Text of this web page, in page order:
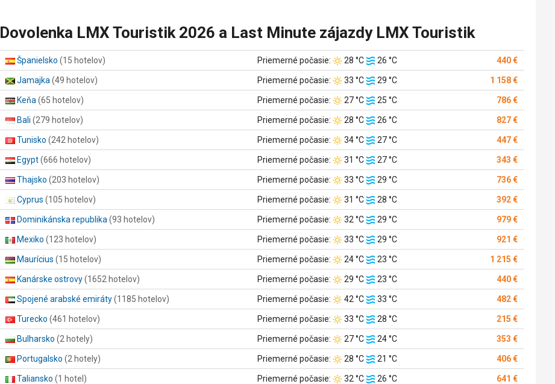
Dovolenka LMX Touristik 2026 a Last Minute zájazdy LMX Touristik
Španielsko (15 hotelov) Priemerné počasie:
Teplota
vzduchu:
28 °C
Teplota
vody:
26 °C 440 €
Jamajka (49 hotelov) Priemerné počasie:
Teplota
vzduchu:
33 °C
Teplota
vody:
29 °C 1 158 €
Keňa (65 hotelov) Priemerné počasie:
Teplota
vzduchu:
27 °C
Teplota
vody:
25 °C 786 €
Bali (279 hotelov) Priemerné počasie:
Teplota
vzduchu:
28 °C
Teplota
vody:
26 °C 827 €
Tunisko (242 hotelov) Priemerné počasie:
Teplota
vzduchu:
34 °C
Teplota
vody:
27 °C 447 €
Egypt(666 hotelov) Priemerné počasie:
Teplota
vzduchu:
31 °C
Teplota
vody:
27 °C 343 €
Thajsko (203 hotelov) Priemerné počasie:
Teplota
vzduchu:
33 °C
Teplota
vody:
29 °C 736 €
Cyprus (105 hotelov) Priemerné počasie:
Teplota
vzduchu:
31 °C
Teplota
vody:
28 °C 392 €
Dominikánska republika (93 hotelov) Priemerné počasie:
Teplota
vzduchu:
32 °C
Teplota
vody:
29 °C 979 €
Mexiko (123 hotelov) Priemerné počasie:
Teplota
vzduchu:
33 °C
Teplota
vody:
29 °C 921 €
Maurícius (15 hotelov) Priemerné počasie:
Teplota
vzduchu:
24 °C
Teplota
vody:
23 °C 1 215 €
Kanárske ostrovy(1652 hotelov) Priemerné počasie:
Teplota
vzduchu:
29 °C
Teplota
vody:
23 °C 440 €
Spojené arabské emiráty(1185 hotelov) Priemerné počasie:
Teplota
vzduchu:
42 °C
Teplota
vody:
33 °C 482 €
Turecko (461 hotelov) Priemerné počasie:
Teplota
vzduchu:
33 °C
Teplota
vody:
28 °C 215 €
Bulharsko (2 hotely) Priemerné počasie:
Teplota
vzduchu:
27 °C
Teplota
vody:
24 °C 353 €
Portugalsko (2 hotely) Priemerné počasie:
Teplota
vzduchu:
28 °C
Teplota
vody:
21 °C 406 €
Taliansko (1 hotel) Priemerné počasie:
Teplota
32 °C
Teplota
26 °C 641 €